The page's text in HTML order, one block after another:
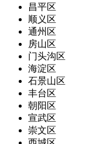
昌平区
顺义区
通州区
房山区
门头沟区
海淀区
石景山区
丰台区
朝阳区
宣武区
崇文区